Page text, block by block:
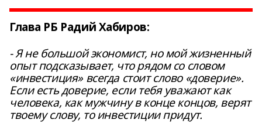
Глава РБ Радий Хабиров:
- Я не большой экономист, но мой жизненный
опыт подсказывает, что рядом со словом
«инвестиция» всегда стоит слово «доверие».
Если есть доверие, если тебя уважают как
человека, как мужчину в конце концов, верят
твоему слову, то инвестиции придут.